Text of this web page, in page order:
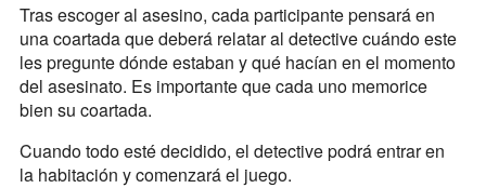
Tras escoger al asesino, cada participante pensará en
una coartada que deberá relatar al detective cuándo este
les pregunte dónde estaban y qué hacían en el momento
del asesinato. Es importante que cada uno memorice
bien su coartada.
Cuando todo esté decidido, el detective podrá entrar en
la habitación y comenzará el juego.